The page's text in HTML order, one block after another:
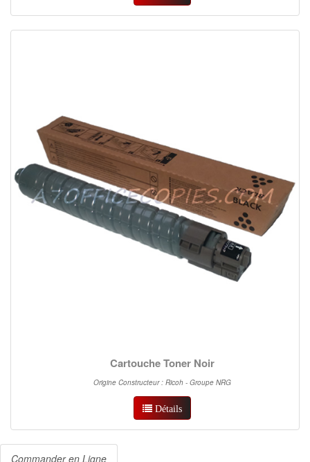
Cartouche Toner Noir
Origine Constructeur : Ricoh - Groupe NRG
Détails
Commander en Ligne